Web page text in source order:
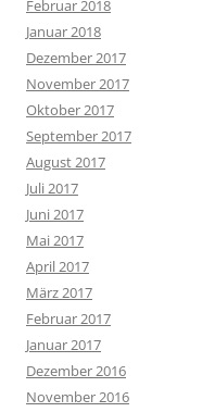
Februar 2018
Januar 2018
Dezember 2017
November 2017
Oktober 2017
September 2017
August 2017
Juli 2017
Juni 2017
Mai 2017
April 2017
März 2017
Februar 2017
Januar 2017
Dezember 2016
November 2016